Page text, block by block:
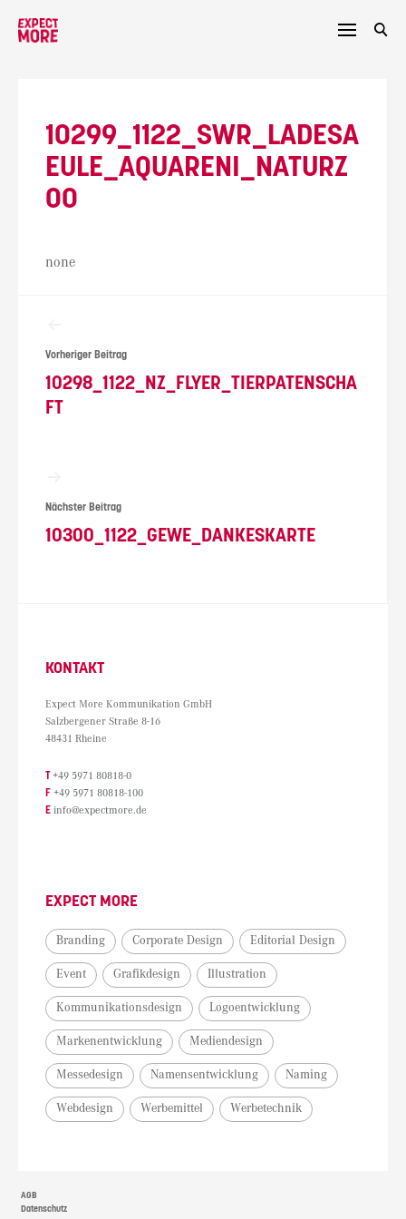
10299_1122_SWR_LADESA
EULE_AQUARENI_NATURZ
OO
none
Vorheriger Beitrag
10298_1122_NZ_FLYER_TIERPATENSCHA
FT
Nächster Beitrag
10300_1122_GEWE_DANKESKARTE
KONTAKT
Expect More Kommunikation GmbH
Salzbergener Straße 8-16
48431 Rheine
T +49 5971 80818-0
F +49 5971 80818-100
E info@expectmore.de
EXPECT MORE
Branding Corporate Design Editorial Design
Event Grafikdesign Illustration
Kommunikationsdesign Logoentwicklung
Markenentwicklung Mediendesign
Messedesign Namensentwicklung Naming
Webdesign Werbemittel Werbetechnik
AGB
Datenschutz